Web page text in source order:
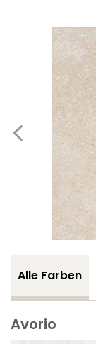
Alle Farben
Avorio